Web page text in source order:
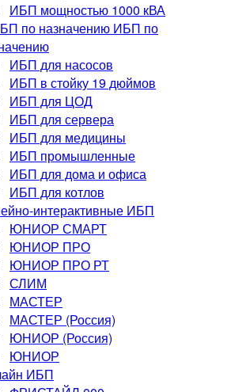
ИБП мощностью 1000 кВА
ИБП по
ИБП для насосов
ИБП в стойку 19 дюймов
ИБП для ЦОД
ИБП для сервера
ИБП для медицины
ИБП промышленные
ИБП для дома и офиса
ИБП для котлов
интерактивные ИБП
ЮНИОР СМАРТ
ЮНИОР ПРО
ЮНИОР ПРО РТ
СЛИМ
МАСТЕР
МАСТЕР (Россия)
ЮНИОР (Россия)
ЮНИОР
ИБП